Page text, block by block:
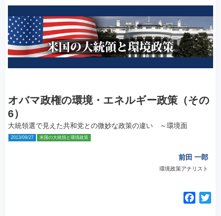
オバマ政権の環境・エネルギー政策（その
6）
大統領選で見えた共和党との微妙な政策の違い ～環境面
2013/09/27 米国の大統領と環境政策
前田 一郎
環境政策アナリスト